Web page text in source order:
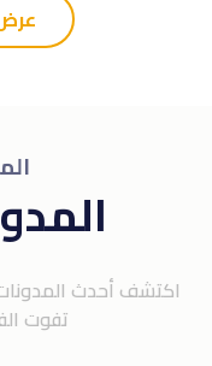
عرض كل
أحدث المدونات
تفوت الفرصة